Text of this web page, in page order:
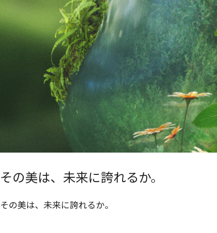
その美は、未来に誇れるか。
その美は、未来に誇れるか。